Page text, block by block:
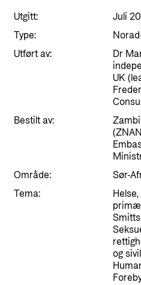
Styresett og økonomisk
For næringslivet
Statsgarantiordningen
fornybar energi
Norad - Partnerskap
Nyttige lenker
Viktige dokumenter og
Partnerfordeling
Evalueringer (Norec)
Historie
Kontakt oss
Norads
Logo
Utgitt:
Juli
Type:
Utført av:
Dr
UK
Bestilt av:
Område:
Sør-
Tema:
og